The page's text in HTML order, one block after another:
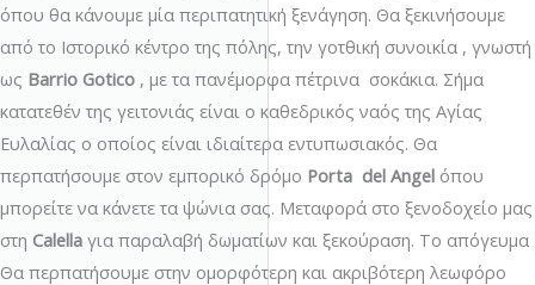
όπου θα κάνουμε μία περιπατητική ξενάγηση. Θα ξεκινήσουμε
από το Ιστορικό κέντρο της πόλης, την γοτθική συνοικία , γνωστή
ως Barrio Gotico , με τα πανέμορφα πέτρινα σοκάκια. Σήμα
κατατεθέν της γειτονιάς είναι ο καθεδρικός ναός της Αγίας
Ευλαλίας ο οποίος είναι ιδιαίτερα εντυπωσιακός. Θα
περπατήσουμε στον εμπορικό δρόμο Porta del Angel όπου
μπορείτε να κάνετε τα ψώνια σας. Μεταφορά στο ξενοδοχείο μας
στη Calella για παραλαβή δωματίων και ξεκούραση. Το απόγευμα
Θα περπατήσουμε στην ομορφότερη και ακριβότερη λεωφόρο